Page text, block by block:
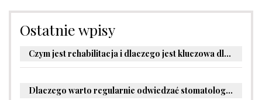
Ostatnie wpisy
Czym jest rehabilitacja i dlaczego jest kluczowa dla powrotu do zdrowia?
Dlaczego warto regularnie odwiedzać stomatologa?